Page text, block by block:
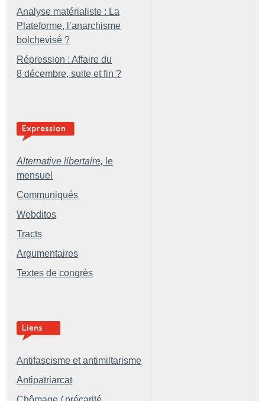
Analyse matérialiste : La
Plateforme, l’anarchisme
bolchevisé ?
Répression : Affaire du
8 décembre, suite et fin ?
Alternative libertaire, le
mensuel
Communiqués
Webditos
Tracts
Argumentaires
Textes de congrès
Antifascisme et antimiltarisme
Antipatriarcat